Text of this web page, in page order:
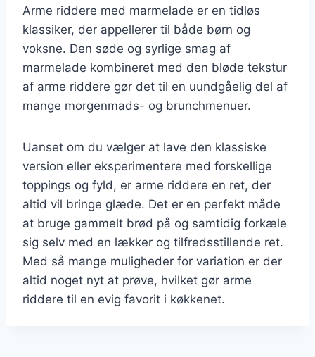
Arme riddere med marmelade er en tidløs
klassiker, der appellerer til både børn og
voksne. Den søde og syrlige smag af
marmelade kombineret med den bløde tekstur
af arme riddere gør det til en uundgåelig del af
mange morgenmads- og brunchmenuer.
Uanset om du vælger at lave den klassiske
version eller eksperimentere med forskellige
toppings og fyld, er arme riddere en ret, der
altid vil bringe glæde. Det er en perfekt måde
at bruge gammelt brød på og samtidig forkæle
sig selv med en lækker og tilfredsstillende ret.
Med så mange muligheder for variation er der
altid noget nyt at prøve, hvilket gør arme
riddere til en evig favorit i køkkenet.